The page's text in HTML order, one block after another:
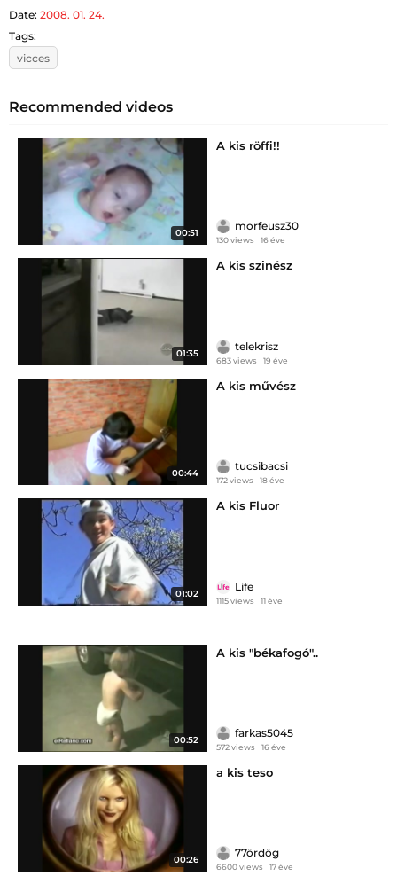
Date: 2008. 01. 24.
Tags:
vicces
Recommended videos
00:51
A kis röffi!!
morfeusz30
130 views 16 éve
01:35
A kis szinész
telekrisz
683 views 19 éve
00:44
A kis művész
tucsibacsi
172 views 18 éve
01:02
A kis Fluor
Life
1115 views 11 éve
00:52
A kis "békafogó"..
farkas5045
572 views 16 éve
00:26
a kis teso
77ördög
6600 views 17 éve